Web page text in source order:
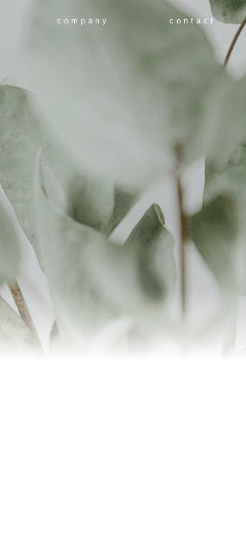
company contact